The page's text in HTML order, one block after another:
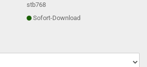
stb768
Sofort-Download